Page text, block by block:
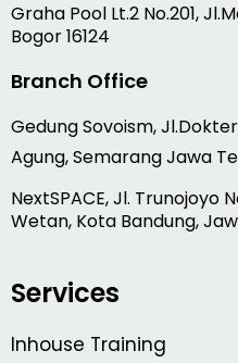
Graha Pool Lt.2 No.201,
Bogor 16124
Branch Office
Gedung Sovoism,
Agung, Semarang Jawa
NextSPACE, Jl. Trunojoyo
Wetan, Kota Bandung,
Services
Inhouse Training